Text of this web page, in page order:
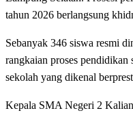
tahun 2026 berlangsung
Sebanyak 346 siswa resmi
rangkaian proses pendidikan
sekolah yang dikenal
Kepala SMA Negeri 2